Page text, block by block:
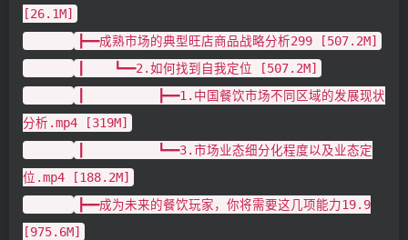
[26.1M]
┣━━成熟市场的典型旺店商品战略分析299 [507.2M]
┃ ┗━━2.如何找到自我定位 [507.2M]
┃ ┣━━1.中国餐饮市场不同区域的发展现状
分析.mp4 [319M]
┃ ┗━━3.市场业态细分化程度以及业态定
位.mp4 [188.2M]
┣━━成为未来的餐饮玩家，你将需要这几项能力19.9
[975.6M]